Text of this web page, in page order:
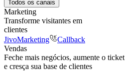
Todos os canais
Marketing
Transforme visitantes em
clientes
JivoMarketing
Callback
Vendas
Feche mais negócios, aumente o ticket
e cresça sua base de clientes